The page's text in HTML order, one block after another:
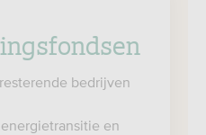
bedrijven
en